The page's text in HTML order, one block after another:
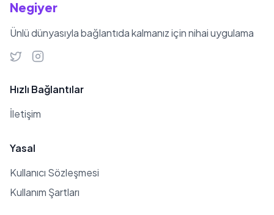
Negiyer
Ünlü dünyasıyla bağlantıda kalmanız için nihai uygulama
Hızlı Bağlantılar
İletişim
Yasal
Kullanıcı Sözleşmesi
Kullanım Şartları